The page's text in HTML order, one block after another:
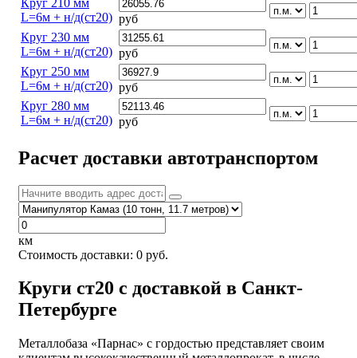
L=6м + н/д(ст20) руб
Круг 230 мм
L=6м + н/д(ст20) руб
Круг 250 мм
L=6м + н/д(ст20) руб
Круг 280 мм
L=6м + н/д(ст20) руб
Расчет доставки автотранспортом
км
Стоимость доставки: 0 руб.
Круги ст20 с доставкой в Санкт-
Петербурге
Металлобаза «Парнас» с гордостью представляет своим